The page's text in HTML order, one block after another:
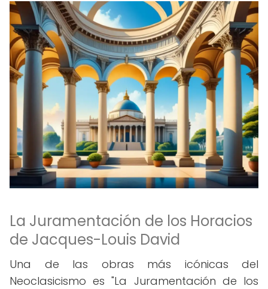
La Juramentación de los Horacios
de Jacques-Louis David
Una de las obras más icónicas del
Neoclasicismo es "La Juramentación de los